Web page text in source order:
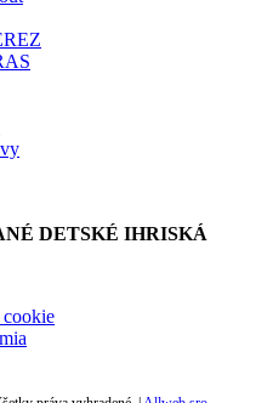
DETSKÉ IHRISKÁ
cookie